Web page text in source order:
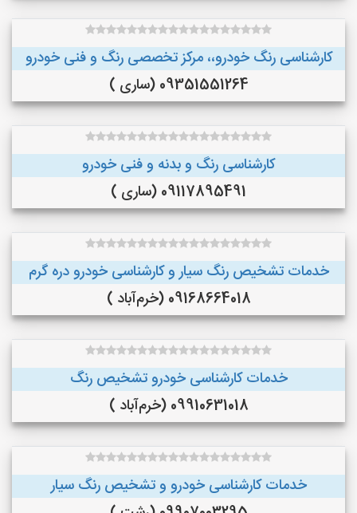
کارشناسی رنگ خودرو،، مرکز تخصصی رنگ و فنی خودرو
09351551264 (ساری )
کارشناسی رنگ و بدنه و فنی خودرو
09117895491 (ساری )
خدمات تشخیص رنگ سیار و کارشناسی خودرو دره گرم
09168664018 (خرم‌آباد )
خدمات کارشناسی خودرو تشخیص رنگ
09910631018 (خرم‌آباد )
خدمات کارشناسی خودرو و تشخیص رنگ سیار